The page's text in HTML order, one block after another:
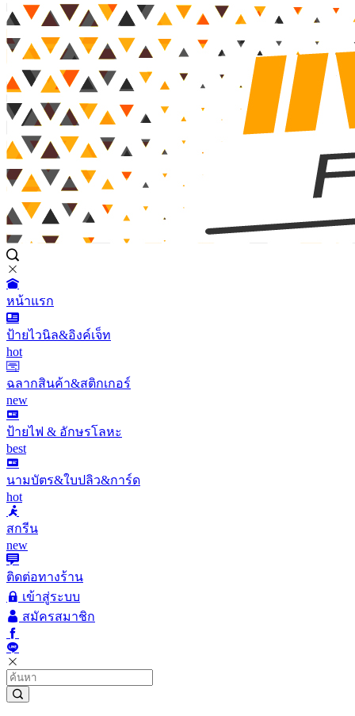
หน้าแรก
ป้ายไวนิล&อิงค์เจ็ท
hot
ฉลากสินค้า&สติกเกอร์
new
ป้ายไฟ & อักษรโลหะ
best
นามบัตร&ใบปลิว&การ์ด
hot
สกรีน
new
ติดต่อทางร้าน
เข้าสู่ระบบ
สมัครสมาชิก